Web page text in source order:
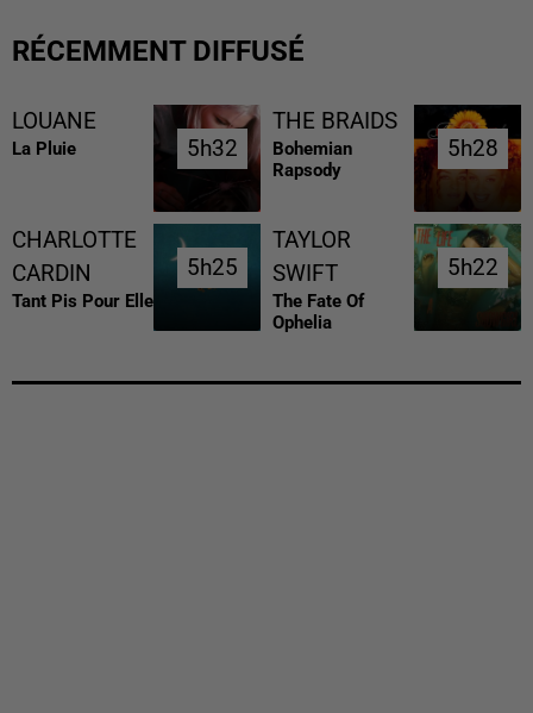
RÉCEMMENT DIFFUSÉ
LOUANE
La Pluie 5h32
5h32
THE BRAIDS
Bohemian
Rapsody
5h28
5h28
CHARLOTTE
CARDIN
Tant Pis Pour Elle
5h25
5h25
TAYLOR
SWIFT
The Fate Of
Ophelia
5h22
5h22